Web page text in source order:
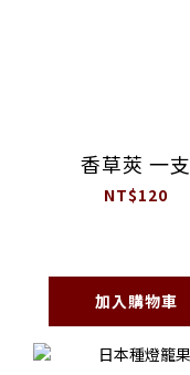
香草莢 一支
NT$120
加入購物車